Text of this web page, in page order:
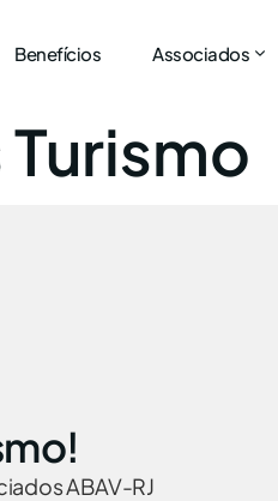
Benefícios Associados
ABAV-RJ